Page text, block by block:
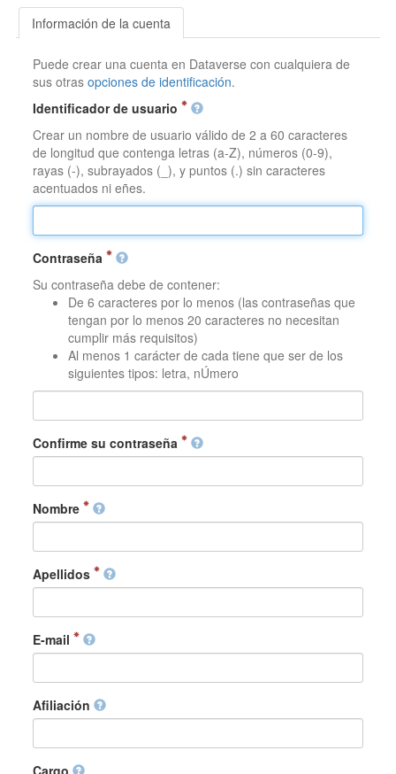
Información de la cuenta
Puede crear una cuenta en Dataverse con cualquiera de
sus otrasopciones de identificación.
Identificador de usuario
Crear un nombre de usuario válido de 2 a 60 caracteres
de longitud que contenga letras (a-Z), números (0-9),
rayas (-), subrayados (_), y puntos (.) sin caracteres
acentuados ni eñes.
Contraseña
Su contraseña debe de contener:
De 6 caracteres por lo menos (las contraseñas que
tengan por lo menos 20 caracteres no necesitan
cumplir más requisitos)
Al menos 1 carácter de cada tiene que ser de los
siguientes tipos: letra, nÚmero
Confirme su contraseña
Nombre
Apellidos
E-mail
Afiliación
Cargo